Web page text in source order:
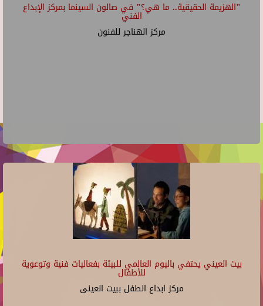
"الهزيمة الحقيقية.. ما هي؟" في صالون السينما بمركز الإبداع
الفني
مركز الهناجر للفنون
بيت العيني يحتفي باليوم العالمي للبيئة بفعاليات فنية وتوعوية
للأطفال
مركز ابداع الطفل ببيت العينى